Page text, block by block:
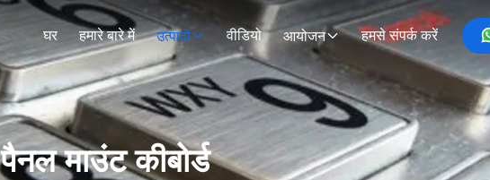
घर हमारे बारे में उत्पादों वीडियो आयोजन हमसे संपर्क करें
पैनल माउंट कीबोर्ड